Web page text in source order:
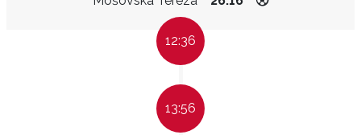
12:36
13:56